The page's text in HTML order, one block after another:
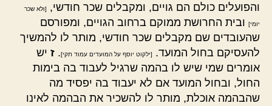
והפועלים כולם הם גויים, ומקבלים שכר חודשי,
[ולא שכר
יומי] ובית החרושת ממוקם ברחוב הגויים, ומפורסם
שהעובדים שם מקבלים שכר חודשי, מותר לו להמשיך
להעסיקם בחול המועד.
[ילקוט יוסף על המועדים עמוד תקי]. ז יש
אומרים שמי שיש לו בהמה שרגיל לעבוד בה בימות
החול, ובחול המועד אם לא יעבוד בה יפסיד מה
שהבהמה אוכלת, מותר לו להשכיר את הבהמה לאינו